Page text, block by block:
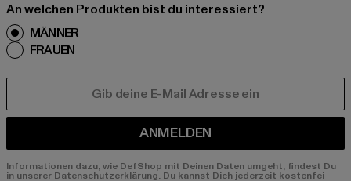
An welchen Produkten bist du interessiert?
MÄNNER
FRAUEN
ANMELDEN
Informationen dazu, wie DefShop mit Deinen Daten umgeht, findest Du
in unserer Datenschutzerklärung. Du kannst Dich jederzeit kostenfei